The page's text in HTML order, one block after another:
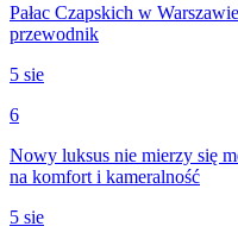
Pałac Czapskich w
przewodnik
5 sie
6
Nowy luksus nie mierzy się
na komfort i kameralność
5 sie